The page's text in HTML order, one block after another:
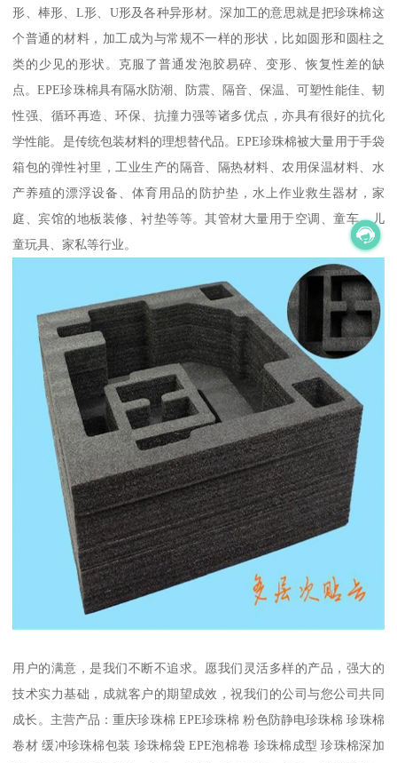
形、棒形、L形、U形及各种异形材。深加工的意思就是把珍珠棉这
个普通的材料，加工成为与常规不一样的形状，比如圆形和圆柱之
类的少见的形状。克服了普通发泡胶易碎、变形、恢复性差的缺
点。EPE珍珠棉具有隔水防潮、防震、隔音、保温、可塑性能佳、韧
性强、循环再造、环保、抗撞力强等诸多优点，亦具有很好的抗化
学性能。是传统包装材料的理想替代品。EPE珍珠棉被大量用于手袋
箱包的弹性衬里，工业生产的隔音、隔热材料、农用保温材料、水
产养殖的漂浮设备、体育用品的防护垫，水上作业救生器材，家
庭、宾馆的地板装修、衬垫等等。其管材大量用于空调、童车、儿
童玩具、家私等行业。
用户的满意，是我们不断不追求。愿我们灵活多样的产品，强大的
技术实力基础，成就客户的期望成效，祝我们的公司与您公司共同
成长。主营产品：重庆珍珠棉 EPE珍珠棉 粉色防静电珍珠棉 珍珠棉
卷材 缓冲珍珠棉包装 珍珠棉袋 EPE泡棉卷 珍珠棉成型 珍珠棉深加